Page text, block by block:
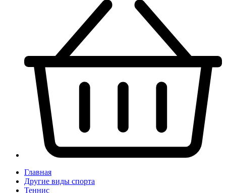
Главная
Другие виды спорта
Теннис